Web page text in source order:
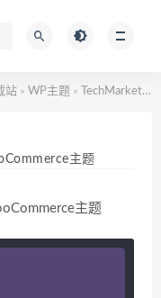
站 > WP主题 > TechMarket-多个演示和电子商店WooCommerce主题
主题
主题